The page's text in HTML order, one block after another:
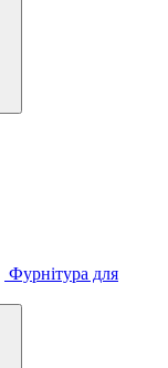
Фурнітура для